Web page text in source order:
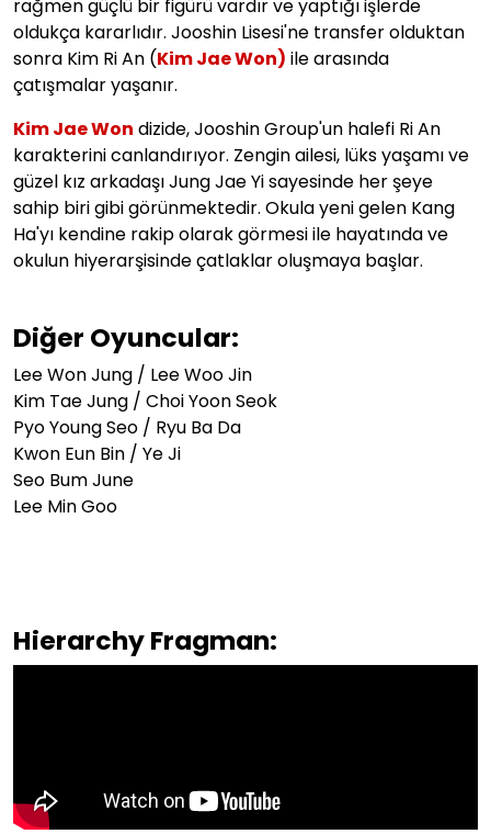
rağmen güçlü bir figürü vardır ve yaptığı işlerde
oldukça kararlıdır. Jooshin Lisesi'ne transfer olduktan
sonra Kim Ri An (Kim Jae Won) ile arasında
çatışmalar yaşanır.
Kim Jae Won dizide, Jooshin Group'un halefi Ri An
karakterini canlandırıyor. Zengin ailesi, lüks yaşamı ve
güzel kız arkadaşı Jung Jae Yi sayesinde her şeye
sahip biri gibi görünmektedir. Okula yeni gelen Kang
Ha'yı kendine rakip olarak görmesi ile hayatında ve
okulun hiyerarşisinde çatlaklar oluşmaya başlar.
Diğer Oyuncular:
Lee Won Jung / Lee Woo Jin
Kim Tae Jung / Choi Yoon Seok
Pyo Young Seo / Ryu Ba Da
Kwon Eun Bin / Ye Ji
Seo Bum June
Lee Min Goo
Hierarchy Fragman: